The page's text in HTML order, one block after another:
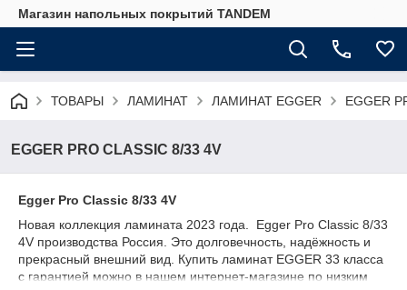
Магазин напольных покрытий TANDEM
ТОВАРЫ ЛАМИНАТ ЛАМИНАТ EGGER EGGER
EGGER PRO CLASSIC 8/33 4V
Egger Pro Classic 8/33 4V
Новая коллекция ламината 2023 года. Egger Pro Classic 8/33
4V производства Россия. Это долговечность, надёжность и
прекрасный внешний вид. Купить ламинат EGGER 33 класса
с гарантией можно в нашем интернет-магазине по низким